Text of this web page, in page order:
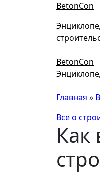
BetonCon
BetonCon
Главная »
Все о
Как